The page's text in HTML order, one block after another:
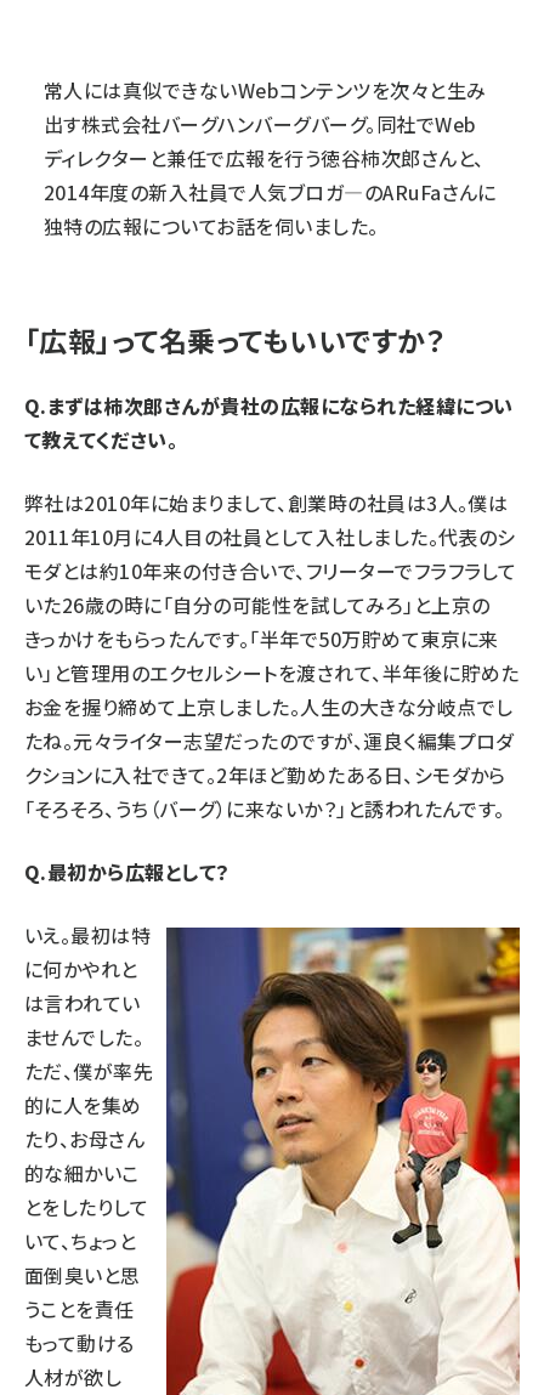
常人には真似できないWebコンテンツを次々と生み
出す株式会社バーグハンバーグバーグ。同社でWeb
ディレクターと兼任で広報を行う徳谷柿次郎さんと、
2014年度の新入社員で人気ブロガ―のARuFaさんに
独特の広報についてお話を伺いました。
「広報」って名乗ってもいいですか？
Q.まずは柿次郎さんが貴社の広報になられた経緯につい
て教えてください。
弊社は2010年に始まりまして、創業時の社員は3人。僕は
2011年10月に4人目の社員として入社しました。代表のシ
モダとは約10年来の付き合いで、フリーターでフラフラして
いた26歳の時に「自分の可能性を試してみろ」と上京の
きっかけをもらったんです。「半年で50万貯めて東京に来
い」と管理用のエクセルシートを渡されて、半年後に貯めた
お金を握り締めて上京しました。人生の大きな分岐点でし
たね。元々ライター志望だったのですが、運良く編集プロダ
クションに入社できて。2年ほど勤めたある日、シモダから
「そろそろ、うち（バーグ）に来ないか？」と誘われたんです。
Q.最初から広報として？
いえ。最初は特
に何かやれと
は言われてい
ませんでした。
ただ、僕が率先
的に人を集め
たり、お母さん
的な細かいこ
とをしたりして
いて、ちょっと
面倒臭いと思
うことを責任
もって動ける
人材が欲し